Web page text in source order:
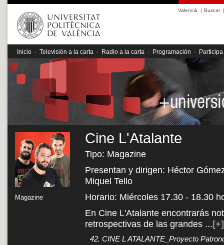
Valencià | Buscar|
Inicio · Televisión a la carta · Radio a la carta · Programación · Participa
Magazine
Cine L'Atalante
Tipo: Magazine
Presentan y dirigen: Héctor
Miquel Tello
Horario: Miércoles 17.30 - 18.30
En Cine L'Atalante encontrarás
retrospectivas de las grandes ...[+]
42. CINE L ATALANTE_Proyecto